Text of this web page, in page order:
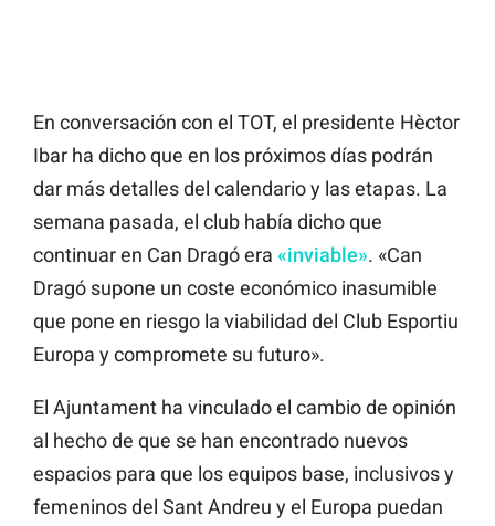
En conversación con el TOT, el presidente Hèctor
Ibar ha dicho que en los próximos días podrán
dar más detalles del calendario y las etapas. La
semana pasada, el club había dicho que
continuar en Can Dragó era «inviable». «Can
Dragó supone un coste económico inasumible
que pone en riesgo la viabilidad del Club Esportiu
Europa y compromete su futuro».
El Ajuntament ha vinculado el cambio de opinión
al hecho de que se han encontrado nuevos
espacios para que los equipos base, inclusivos y
femeninos del Sant Andreu y el Europa puedan